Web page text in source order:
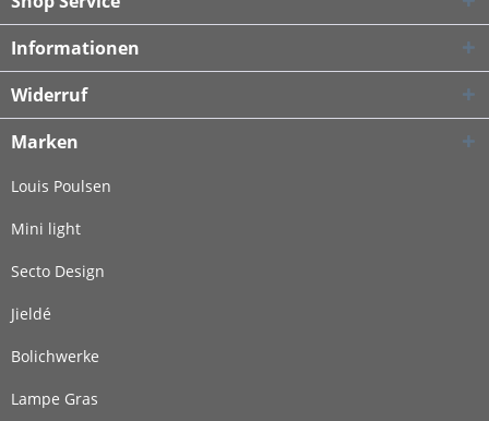
Informationen
Widerruf
Marken
Louis Poulsen
Mini light
Secto Design
Jieldé
Bolichwerke
Lampe Gras